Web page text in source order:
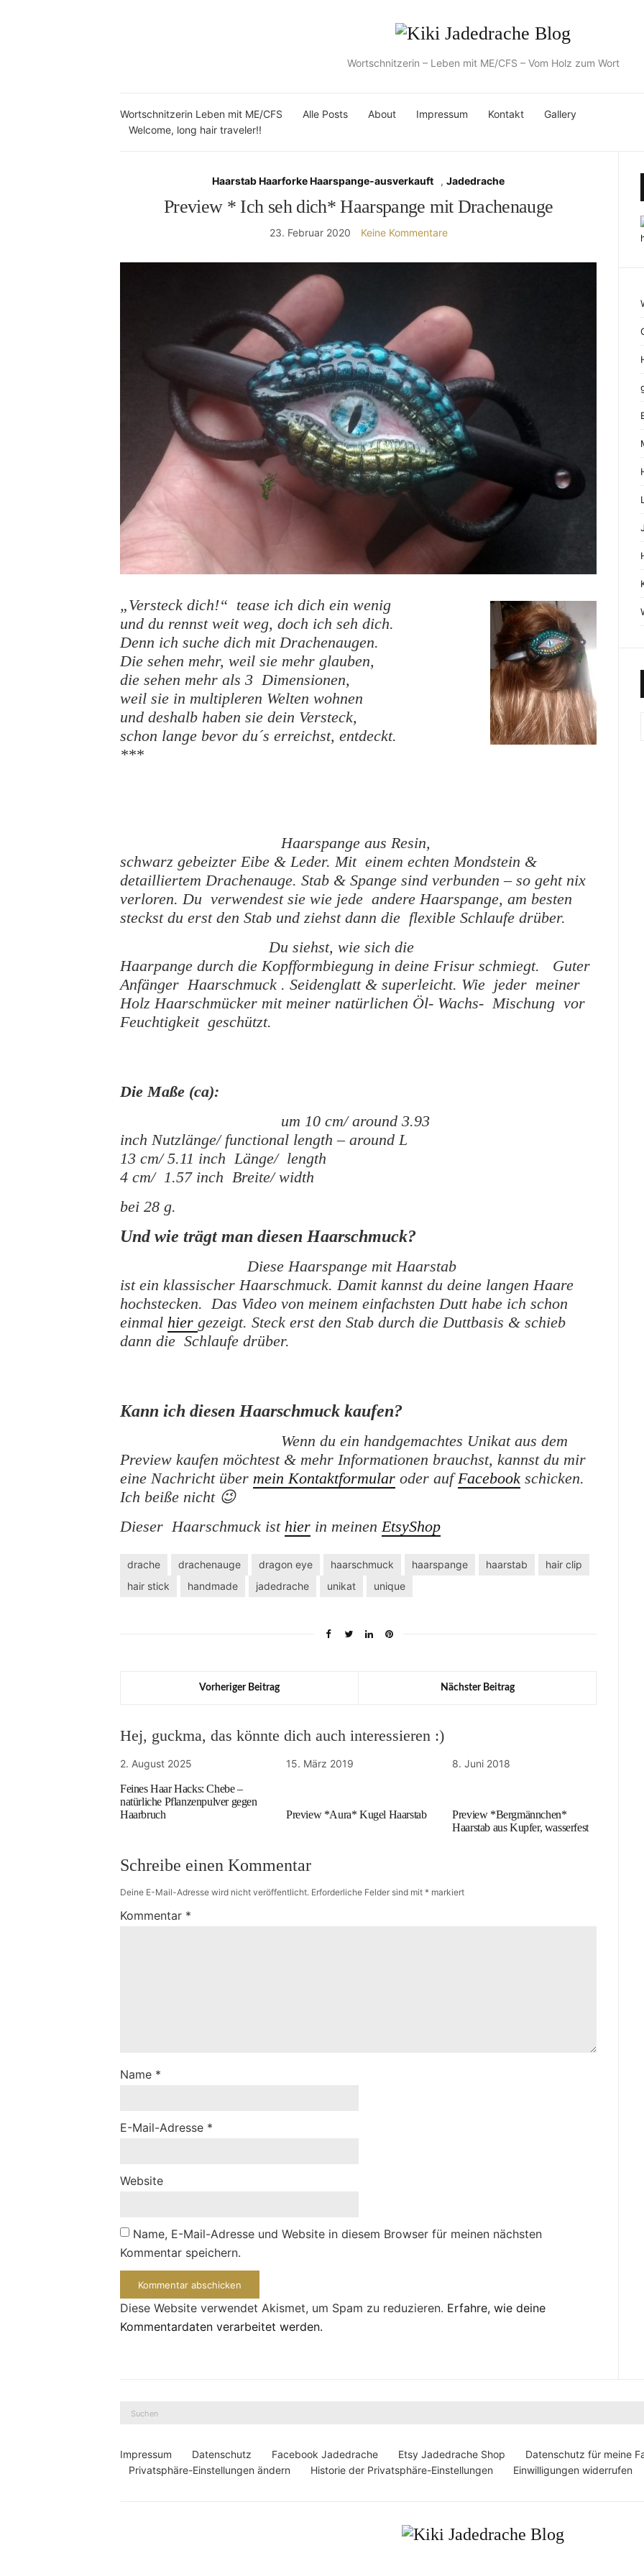
Wortschnitzerin – Leben mit ME/CFS – Vom Holz zum Wort
Wortschnitzerin Leben mit ME/CFS Alle Posts About Impressum Kontakt
Gallery
Welcome, long hair traveler!!
Haarstab Haarforke Haarspange-ausverkauft ,Jadedrache
Preview * Ich seh dich* Haarspange mit Drachenauge
23. Februar 2020 Keine Kommentare
„Versteck dich!“ tease ich dich ein wenig
und du rennst weit weg, doch ich seh dich.
Denn ich suche dich mit Drachenaugen.
Die sehen mehr, weil sie mehr glauben,
die sehen mehr als 3 Dimensionen,
weil sie in multipleren Welten wohnen
und deshalb haben sie dein Versteck,
schon lange bevor du´s erreichst, entdeckt.
***
Haarspange aus Resin,
schwarz gebeizter Eibe & Leder. Mit einem echten Mondstein &
detailliertem Drachenauge. Stab & Spange sind verbunden – so geht nix
verloren. Du verwendest sie wie jede andere Haarspange, am besten
steckst du erst den Stab und ziehst dann die flexible Schlaufe drüber.
Du siehst, wie sich die
Haarpange durch die Kopfformbiegung in deine Frisur schmiegt. Guter
Anfänger Haarschmuck . Seidenglatt & superleicht. Wie jeder meiner
Holz Haarschmücker mit meiner natürlichen Öl- Wachs- Mischung vor
Feuchtigkeit geschützt.
Die Maße (ca):
um 10 cm/ around 3.93
inch Nutzlänge/ functional length – around L
13 cm/ 5.11 inch Länge/ length
4 cm/ 1.57 inch Breite/ width
bei 28 g.
Und wie trägt man diesen Haarschmuck?
Diese Haarspange mit Haarstab
ist ein klassischer Haarschmuck. Damit kannst du deine langen Haare
hochstecken. Das Video von meinem einfachsten Dutt habe ich schon
einmal hier gezeigt. Steck erst den Stab durch die Duttbasis & schieb
dann die Schlaufe drüber.
Kann ich diesen Haarschmuck kaufen?
Wenn du ein handgemachtes Unikat aus dem
Preview kaufen möchtest & mehr Informationen brauchst, kannst du mir
eine Nachricht über mein Kontaktformular oder aufFacebook schicken.
Ich beiße nicht 😉
Dieser Haarschmuck ist hier in meinen EtsyShop
drache drachenauge dragon eye haarschmuck haarspange haarstab
hair clip
hair stick
handmade jadedrache unikat unique
Vorheriger Beitrag Nächster Beitrag
Hej, guckma, das könnte dich auch interessieren :)
2. August 2025
Feines Haar Hacks: Chebe –
natürliche Pflanzenpulver gegen
Haarbruch
15. März 2019
Preview *Aura* Kugel Haarstab
8. Juni 2018
Preview *Bergmännchen*
Haarstab aus Kupfer, wasserfest
Schreibe einen Kommentar
Deine E-Mail-Adresse wird nicht veröffentlicht. Erforderliche Felder sind mit * markiert
Kommentar *
Name *
E-Mail-Adresse *
Website
Name, E-Mail-Adresse und Website in diesem Browser für meinen nächsten
Kommentar speichern.
Diese Website verwendet Akismet, um Spam zu reduzieren. Erfahre, wie deine
Kommentardaten verarbeitet werden.
Impressum Datenschutz Facebook Jadedrache Etsy Jadedrache Shop
Datenschutz für meine
Privatsphäre-Einstellungen ändern
Historie der Privatsphäre-Einstellungen Einwilligungen widerrufen